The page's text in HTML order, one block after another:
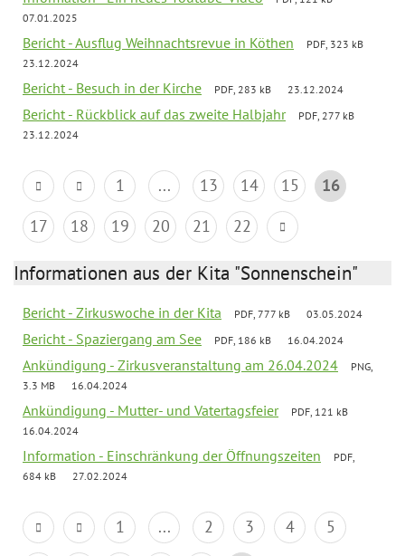
07.01.2025
Bericht - Ausflug Weihnachtsrevue in Köthen
PDF, 323 kB
23.12.2024
Bericht - Besuch in der Kirche PDF, 283 kB 23.12.2024
Bericht - Rückblick auf das zweite Halbjahr
PDF, 277 kB
23.12.2024
1 ... 13 14 15
16
17
18 19 20 21 22
Informationen aus der Kita "Sonnenschein"
Bericht - Zirkuswoche in der Kita PDF, 777 kB 03.05.2024
Bericht - Spaziergang am See PDF, 186 kB 16.04.2024
Ankündigung - Zirkusveranstaltung am 26.04.2024
PNG,
3.3 MB
16.04.2024
Ankündigung - Mutter- und Vatertagsfeier
PDF, 121 kB
16.04.2024
Information - Einschränkung der Öffnungszeiten
PDF,
684 kB
27.02.2024
1 ... 2 3 4
5